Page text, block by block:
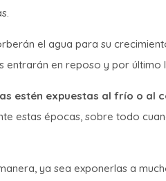
el agua para su
entrarán en reposo y por último
estén expuestas al frío o al
estas épocas, sobre todo
ya sea exponerlas a